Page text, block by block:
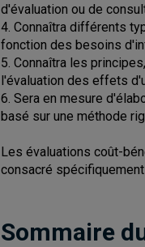
d'évaluation ou de
4. Connaîtra différents
fonction des besoins
5. Connaîtra les
l'évaluation des effets
6. Sera en mesure
basé sur une méthode
Les évaluations coût-
consacré
Sommaire